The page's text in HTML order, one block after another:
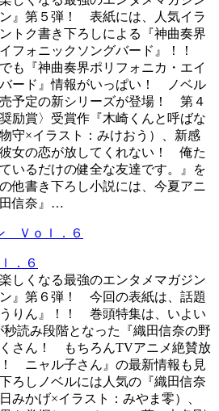
ン』第５弾！ 表紙には、人気イラ
トク書き下ろしによる『神曲奏界
フォニックソングバード』！！
も『神曲奏界ポリフォニカ・エイ
ード』情報がいっぱい！ ノベル
予定の新シリーズが登場！ 第４
励賞〉受賞作『木崎くんと呼ばな
守×イラスト：みけおう）、新感
女の恋が放してくれない！ 俺た
いるだけの健全な友達です。』を
他書き下ろし小説には、今夏アニ
田信奈』…
．６
しくなる最強のエンタメマガジン
ン』第６弾！ 今回の表紙は、話題
りん』！！ 巻頭特集は、いよい
読み段階となった『織田信奈の野
さん！ もちろんTVアニメ絶賛放
ニャル子さん』の最新情報も見
ろしノベルには人気の『織田信奈
みかげ×イラスト：みやま零）、